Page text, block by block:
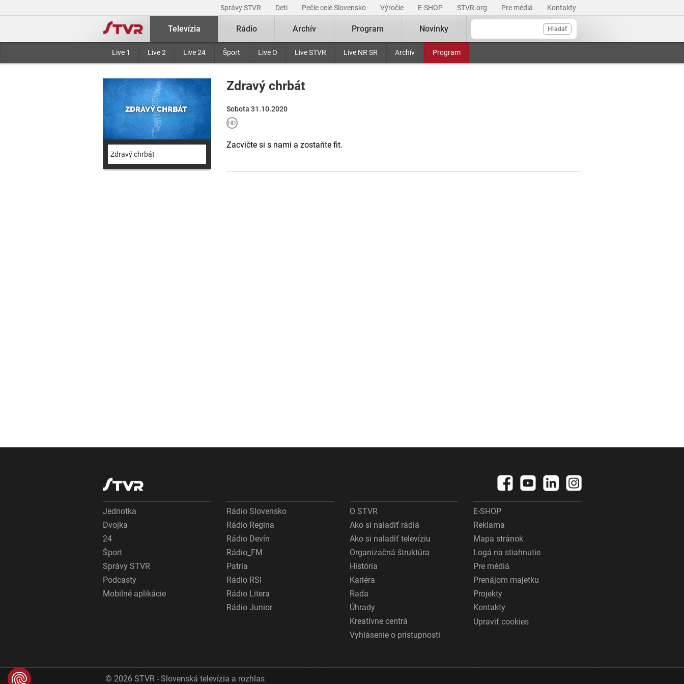
Správy STVR Deti Pečie celé Slovensko Výročie E-SHOP STVR.org Pre médiá Kontakty
Hľadať
Televízia
Live 1 Live 2 Live 24 Šport Live O Live STVR Live NR SR Archív Program
Rádio Archív Program Novinky
Zdravý chrbát
Zdravý chrbát
Sobota 31.10.2020
Zacvičte si s nami a zostaňte fit.
Jednotka
Dvojka
24
Šport
Správy STVR
Podcasty
Mobilné aplikácie
Rádio Slovensko
Rádio Regina
Rádio Devín
Rádio_FM
Patria
Rádio RSI
Rádio Litera
Rádio Junior
O STVR
Ako si naladiť rádiá
Ako si naladiť televíziu
Organizačná štruktúra
História
Kariéra
Rada
Úhrady
Kreatívne centrá
Vyhlásenie o prístupnosti
E-SHOP
Reklama
Mapa stránok
Logá na stiahnutie
Pre médiá
Prenájom majetku
Projekty
Kontakty
Upraviť cookies
© 2026 STVR - Slovenská televízia a rozhlas